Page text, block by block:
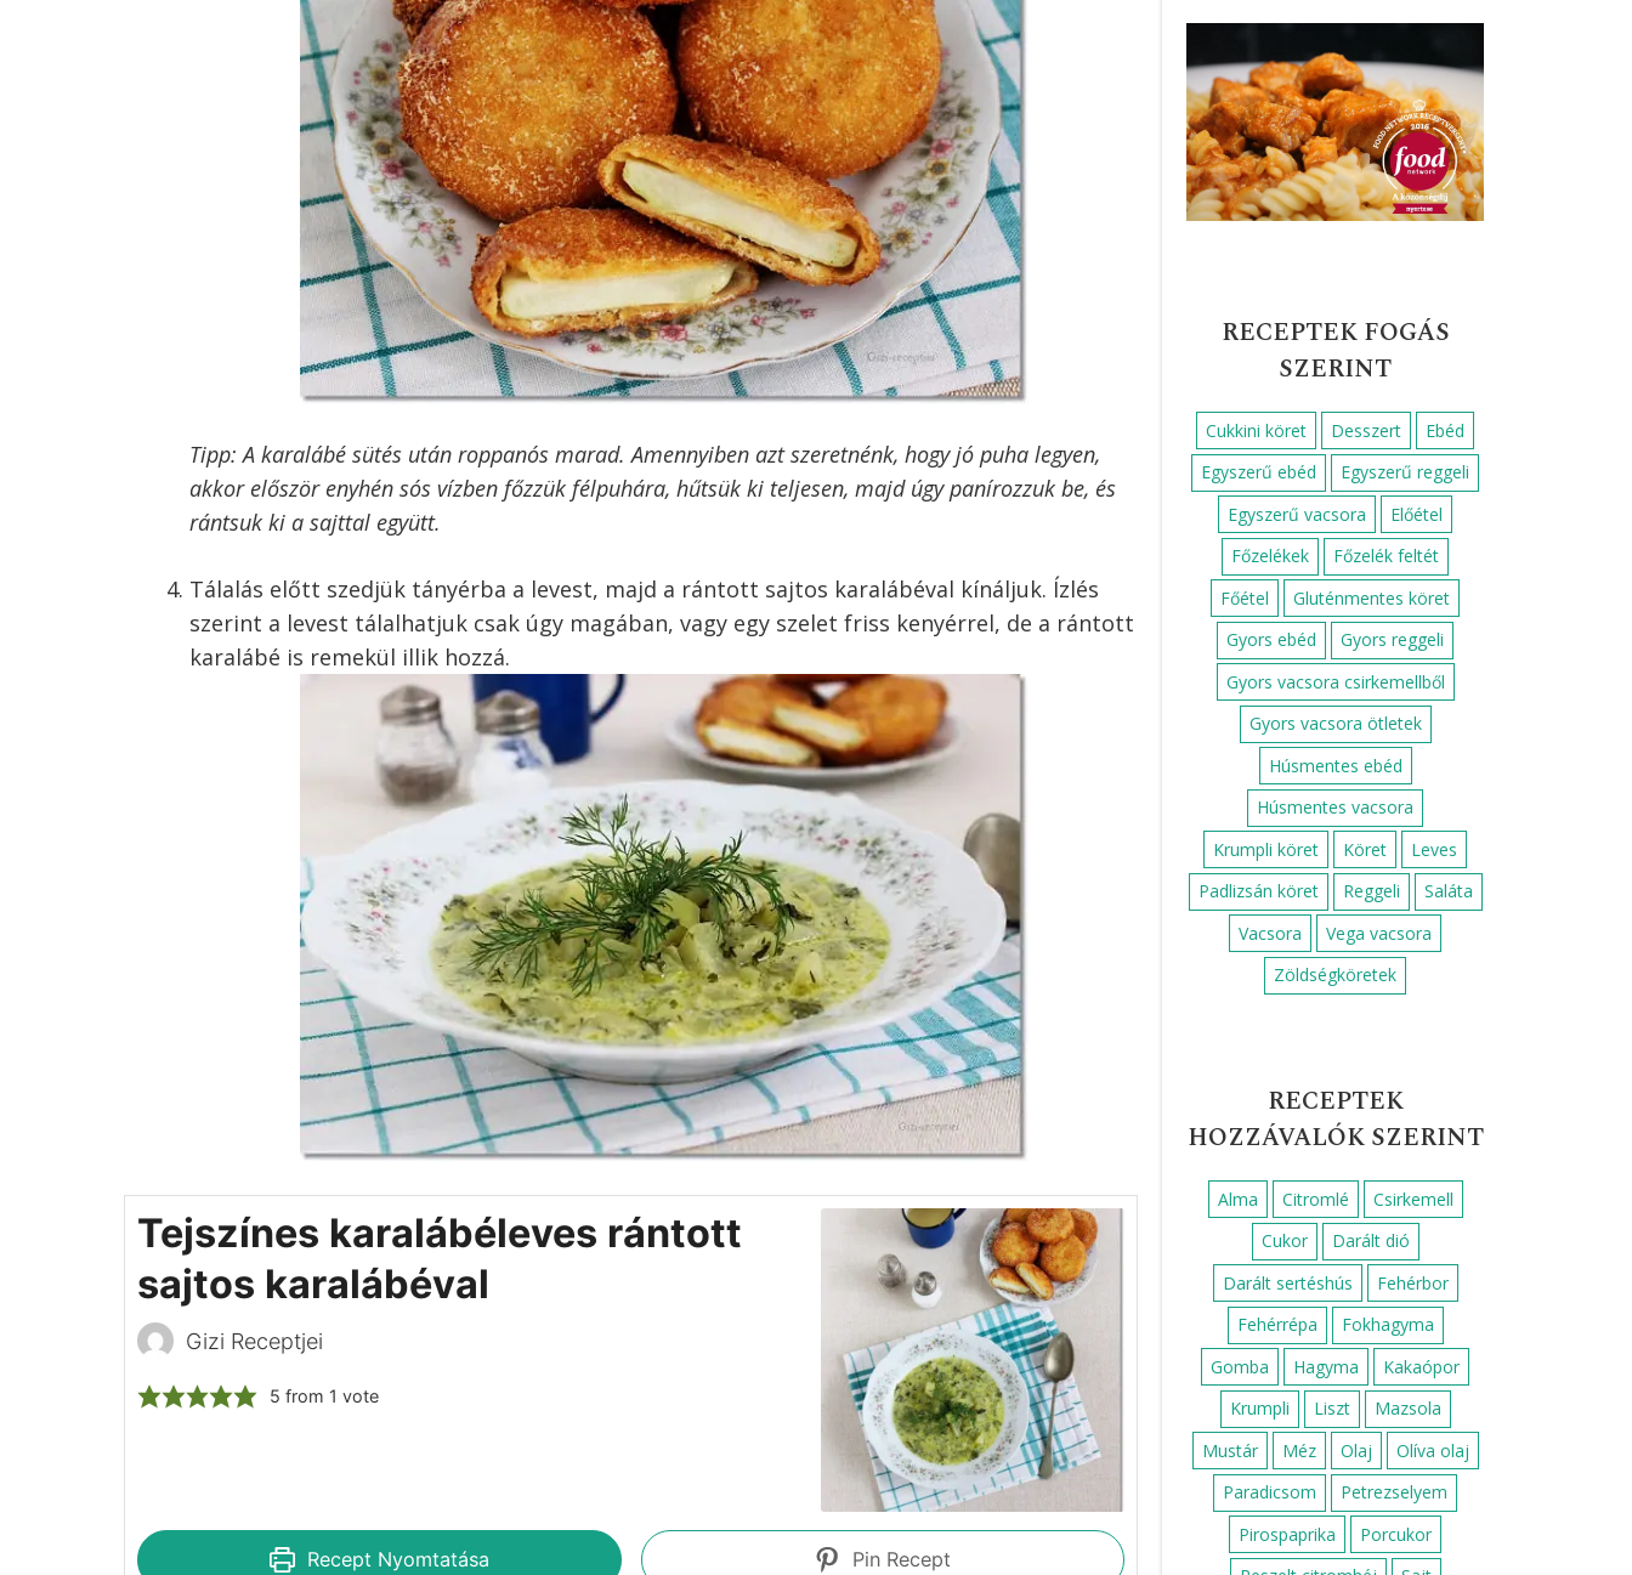
Tipp: A karalábé sütés után roppanós marad. Amennyiben azt szeretnénk, hogy jó puha legyen,
akkor először enyhén sós vízben főzzük félpuhára, hűtsük ki teljesen, majd úgy panírozzuk be, és
rántsuk ki a sajttal együtt.
Tálalás előtt szedjük tányérba a levest, majd a rántott sajtos karalábéval kínáljuk. Ízlés
szerint a levest tálalhatjuk csak úgy magában, vagy egy szelet friss kenyérrel, de a rántott
karalábé is remekül illik hozzá.
Tejszínes karalábéleves rántott
sajtos karalábéval
Gizi Receptjei
5 from 1 vote
Recept Nyomtatása Pin Recept
RECEPTEK FOGÁS
SZERINT
Cukkini köret Desszert
Ebéd
Egyszerű ebéd
Egyszerű reggeli
Egyszerű vacsora
Előétel
Főzelékek
Főzelék feltét
Főétel
Gluténmentes köret
Gyors ebéd
Gyors reggeli
Gyors vacsora csirkemellből
Gyors vacsora ötletek
Húsmentes ebéd
Húsmentes vacsora
Krumpli köret
Köret
Leves
Padlizsán köret
Reggeli
Saláta
Vacsora
Vega vacsora
Zöldségköretek
RECEPTEK
HOZZÁVALÓK SZERINT
Alma Citromlé
Csirkemell
Cukor
Darált dió
Darált sertéshús
Fehérbor
Fehérrépa
Fokhagyma
Gomba
Hagyma
Kakaópor
Krumpli
Liszt
Mazsola
Mustár
Méz Olaj
Olíva olaj
Paradicsom
Petrezselyem
Pirospaprika
Porcukor